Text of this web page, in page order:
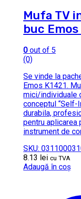
Mufa TV
buc Emos
0 out of 5
(0)
Se vinde la
Emos K1421.
mici/individuale
conceptul “Self-
durabila,
pentru aplicarea
instrument de
SKU:
8.13 lei cu TVA
Adaugă în coș